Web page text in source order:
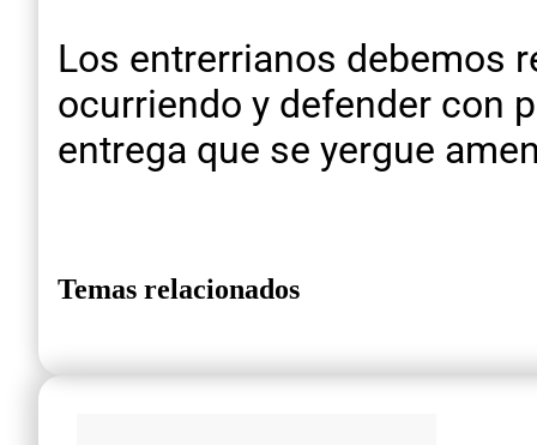
Los entrerrianos debemos
ocurriendo y defender con
entrega que se yergue
Temas relacionados